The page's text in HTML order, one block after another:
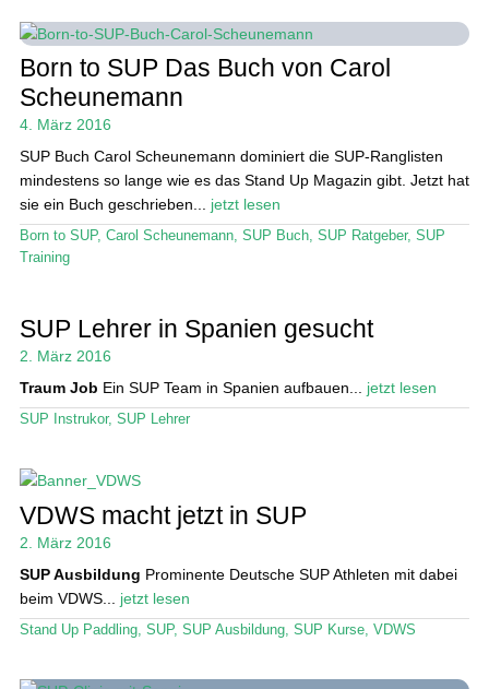
Ratgeber
Stand Up Magazin TV
SPOT FINDER
Mein Konto
Born to SUP Das Buch von Carol
Scheunemann
4. März 2016
SUP Buch Carol Scheunemann dominiert die SUP-Ranglisten
mindestens so lange wie es das Stand Up Magazin gibt. Jetzt hat
sie ein Buch geschrieben... jetzt lesen
Born to SUP, Carol Scheunemann, SUP Buch, SUP Ratgeber, SUP
Training
SUP Lehrer in Spanien gesucht
2. März 2016
Traum Job Ein SUP Team in Spanien aufbauen... jetzt lesen
SUP Instrukor, SUP Lehrer
VDWS macht jetzt in SUP
2. März 2016
SUP Ausbildung Prominente Deutsche SUP Athleten mit dabei
beim VDWS... jetzt lesen
Stand Up Paddling, SUP, SUP Ausbildung, SUP Kurse, VDWS